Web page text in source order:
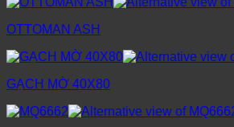
OTTOMAN ASH
GẠCH MỜ 40X80